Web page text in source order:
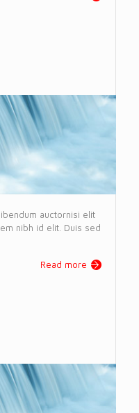
auctornisi elit
nibh id elit. Duis sed
Read more